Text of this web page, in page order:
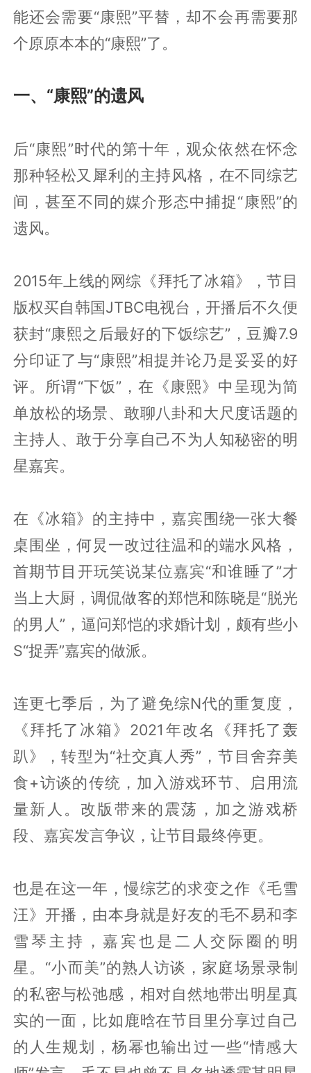
能还会需要“康熙”平替，却不会再需要那
个原原本本的“康熙”了。
一、“康熙”的遗风
后“康熙”时代的第十年，观众依然在怀念
那种轻松又犀利的主持风格，在不同综艺
间，甚至不同的媒介形态中捕捉“康熙”的
遗风。
2015年上线的网综《拜托了冰箱》，节目
版权买自韩国JTBC电视台，开播后不久便
获封“康熙之后最好的下饭综艺”，豆瓣7.9
分印证了与“康熙”相提并论乃是妥妥的好
评。所谓“下饭”，在《康熙》中呈现为简
单放松的场景、敢聊八卦和大尺度话题的
主持人、敢于分享自己不为人知秘密的明
星嘉宾。
在《冰箱》的主持中，嘉宾围绕一张大餐
桌围坐，何炅一改过往温和的端水风格，
首期节目开玩笑说某位嘉宾“和谁睡了”才
当上大厨，调侃做客的郑恺和陈晓是“脱光
的男人”，逼问郑恺的求婚计划，颇有些小
S“捉弄”嘉宾的做派。
连更七季后，为了避免综N代的重复度，
《拜托了冰箱》2021年改名《拜托了轰
趴》，转型为“社交真人秀”，节目舍弃美
食+访谈的传统，加入游戏环节、启用流
量新人。改版带来的震荡，加之游戏桥
段、嘉宾发言争议，让节目最终停更。
也是在这一年，慢综艺的求变之作《毛雪
汪》开播，由本身就是好友的毛不易和李
雪琴主持，嘉宾也是二人交际圈的明
星。“小而美”的熟人访谈，家庭场景录制
的私密与松弛感，相对自然地带出明星真
实的一面，比如鹿晗在节目里分享过自己
的人生规划，杨幂也输出过一些“情感大